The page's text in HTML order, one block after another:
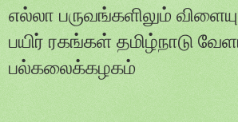
எல்லா பருவங்களிலும்
பயிர் ரகங்கள் தமிழ்நாடு
பல்கலைக்கழகம்